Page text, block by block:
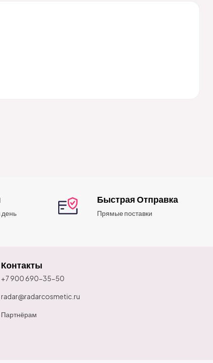
Быстрая Отправка
Прямые поставки
Контакты
+7 900 690-35-50
radar@radarcosmetic.ru
Партнёрам